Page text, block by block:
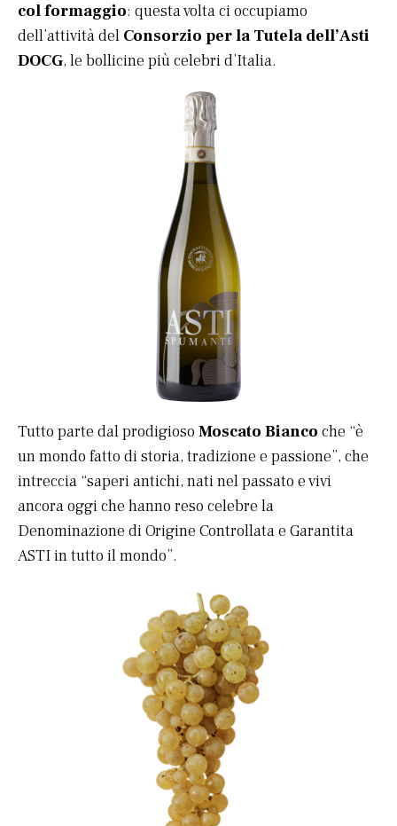
col formaggio: questa volta ci occupiamo
dell’attività del Consorzio per la Tutela dell’Asti
DOCG, le bollicine più celebri d’Italia.
Tutto parte dal prodigioso Moscato Bianco che “è
un mondo fatto di storia, tradizione e passione”, che
intreccia “saperi antichi, nati nel passato e vivi
ancora oggi che hanno reso celebre la
Denominazione di Origine Controllata e Garantita
ASTI in tutto il mondo”.